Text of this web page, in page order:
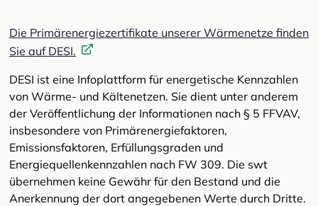
Die Primärenergiezertifikate unserer Wärmenetze finden
Sie auf DESI.
DESI ist eine Infoplattform für energetische Kennzahlen
von Wärme- und Kältenetzen. Sie dient unter anderem
der Veröffentlichung der Informationen nach § 5 FFVAV,
insbesondere von Primärenergiefaktoren,
Emissionsfaktoren, Erfüllungsgraden und
Energiequellenkennzahlen nach FW 309. Die swt
übernehmen keine Gewähr für den Bestand und die
Anerkennung der dort angegebenen Werte durch Dritte.